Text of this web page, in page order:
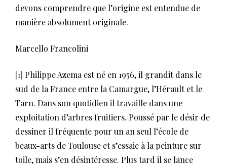
devons comprendre que l’origine est entendue de
manière absolument originale.
Marcello Francolini
[1] Philippe Azema est né en 1956, il grandit dans le
sud de la France entre la Camargue, l’Hérault et le
Tarn. Dans son quotidien il travaille dans une
exploitation d’arbres fruitiers. Poussé par le désir de
dessiner il fréquente pour un an seul l’école de
beaux-arts de Toulouse et s’essaie à la peinture sur
toile, mais s’en désintéresse. Plus tard il se lance